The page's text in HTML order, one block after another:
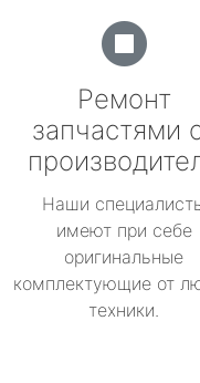
Ремонт
запчастями
Наши
имеют при себе
оригинальные
комплектующие от
техники.